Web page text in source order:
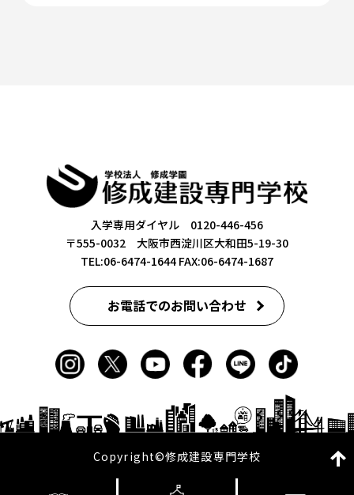
入学専用ダイヤル 0120-446-456
〒555-0032 大阪市西淀川区大和田5-19-30
TEL:06-6474-1644FAX:06-6474-1687
お電話でのお問い合わせ
Copyright©修成建設専門学校